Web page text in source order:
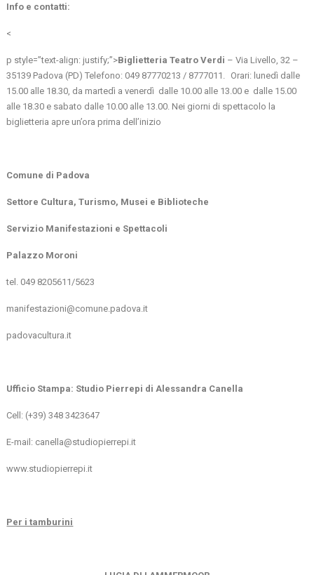
Info e contatti:
<
p style=”text-align: justify;”>Biglietteria Teatro Verdi – Via Livello, 32 –
35139 Padova (PD) Telefono: 049 87770213 / 8777011. Orari: lunedì dalle
15.00 alle 18.30, da martedì a venerdì dalle 10.00 alle 13.00 e dalle 15.00
alle 18.30 e sabato dalle 10.00 alle 13.00. Nei giorni di spettacolo la
biglietteria apre un’ora prima dell’inizio
Comune di Padova
Settore Cultura, Turismo, Musei e Biblioteche
Servizio Manifestazioni e Spettacoli
Palazzo Moroni
tel. 049 8205611/5623
manifestazioni@comune.padova.it
padovacultura.it
Ufficio Stampa: Studio Pierrepi di Alessandra Canella
Cell: (+39) 348 3423647
E-mail: canella@studiopierrepi.it
www.studiopierrepi.it
Per i tamburini